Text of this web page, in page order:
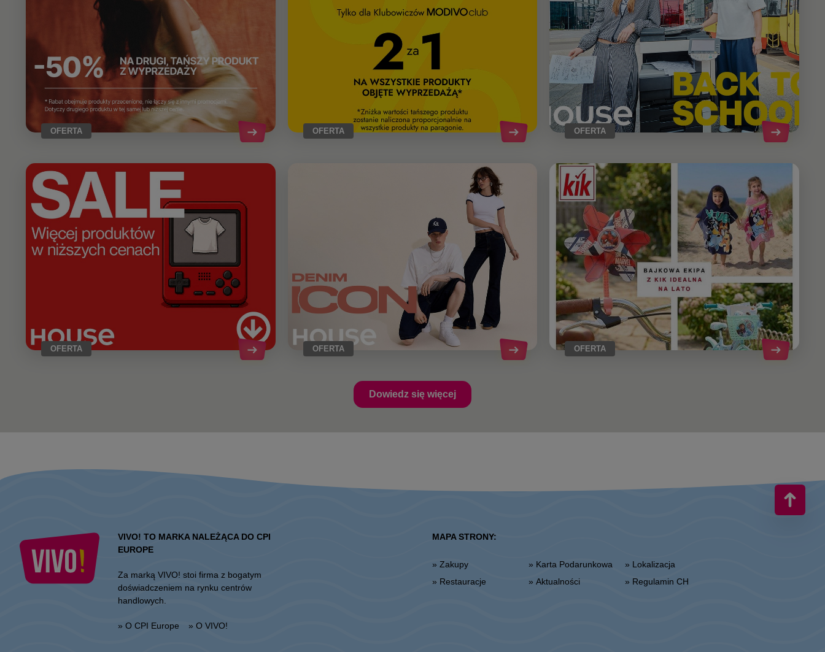
OFERTA OFERTA OFERTA
OFERTA OFERTA OFERTA
Dowiedz się więcej
VIVO! TO MARKA NALEŻĄCA DO CPI
EUROPE
Za marką VIVO! stoi firma z bogatym
doświadczeniem na rynku centrów
handlowych.
» O CPI Europe » O VIVO!
MAPA STRONY:
» Zakupy
» Restauracje
» Karta Podarunkowa
» Aktualności
» Lokalizacja
» Regulamin CH